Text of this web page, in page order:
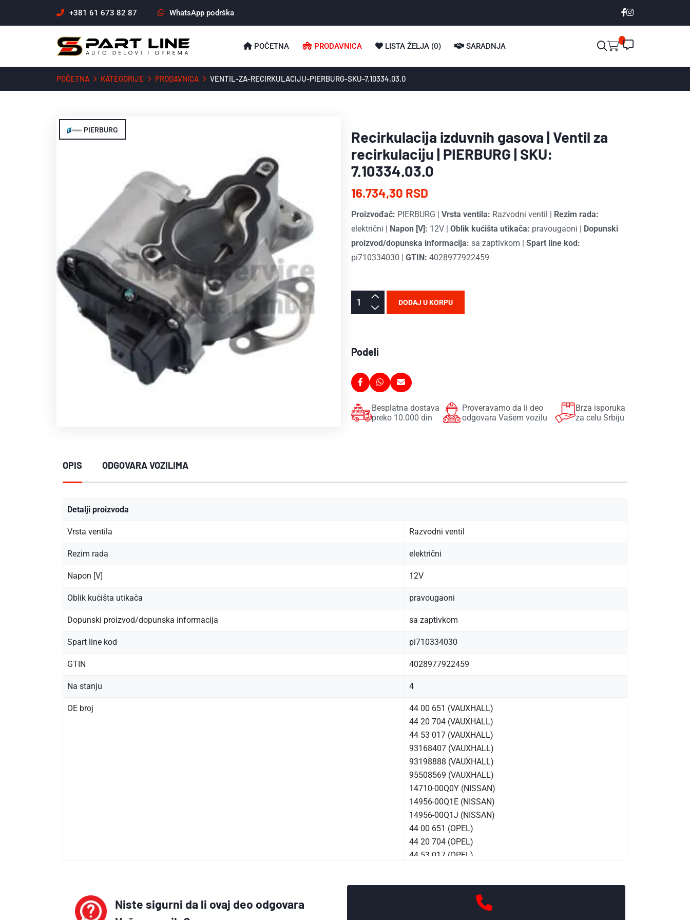
+381 61 673 82 87 WhatsApp podrška
POČETNA PRODAVNICA LISTA ŽELJA (0) SARADNJA
POČETNA KATEGORIJE PRODAVNICA VENTIL-ZA-RECIRKULACIJU-PIERBURG-SKU-7.10334.03.0
PIERBURG
Recirkulacija izduvnih gasova | Ventil za
recirkulaciju | PIERBURG | SKU:
7.10334.03.0
16.734,30 RSD
Proizvođač: PIERBURG | Vrsta ventila: Razvodni ventil | Rezim rada:
električni | Napon [V]: 12V | Oblik kućišta utikača: pravougaoni | Dopunski
proizvod/dopunska informacija: sa zaptivkom | Spart line kod:
pi710334030 | GTIN: 4028977922459
DODAJ U KORPU
Podeli
Besplatna dostava
preko 10.000 din
Proveravamo da li deo
odgovara Vašem vozilu
Brza isporuka
za celu Srbiju
OPIS ODGOVARA VOZILIMA
Detalji proizvoda
Vrsta ventila Razvodni ventil
Rezim rada električni
Napon [V] 12V
Oblik kućišta utikača pravougaoni
Dopunski proizvod/dopunska informacija sa zaptivkom
Spart line kod pi710334030
GTIN 4028977922459
Na stanju 4
OE broj
44 00 651 (VAUXHALL)
44 20 704 (VAUXHALL)
44 53 017 (VAUXHALL)
93168407 (VAUXHALL)
93198888 (VAUXHALL)
95508569 (VAUXHALL)
14710-00Q0Y (NISSAN)
14956-00Q1E (NISSAN)
14956-00Q1J (NISSAN)
44 00 651 (OPEL)
44 20 704 (OPEL)
44 53 017 (OPEL)
14 71 003 85R (RENAULT)
Niste sigurni da li ovaj deo odgovara